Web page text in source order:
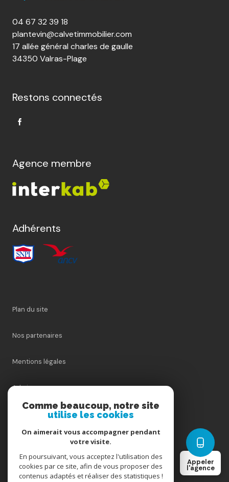
Appeler
l'agence
04 67 32 39 18
plantevin@calvetimmobilier.com
17 allée général charles de gaulle
34350 Valras-Plage
Restons connectés
Agence membre
Adhérents
Plan du site
Nos partenaires
Mentions légales
Admin
Nos honoraires
Cookies
Comme beaucoup, notre site
utilise les cookies
On aimerait vous accompagner pendant
votre visite.
En poursuivant, vous acceptez l'utilisation des
cookies par ce site, afin de vous proposer des
contenus adaptés et réaliser des statistiques !